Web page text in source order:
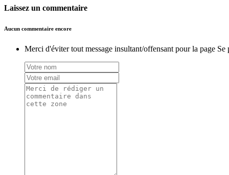
Laissez un commentaire
Aucun commentaire encore
Merci d'éviter tout message insultant/offensant pour la page